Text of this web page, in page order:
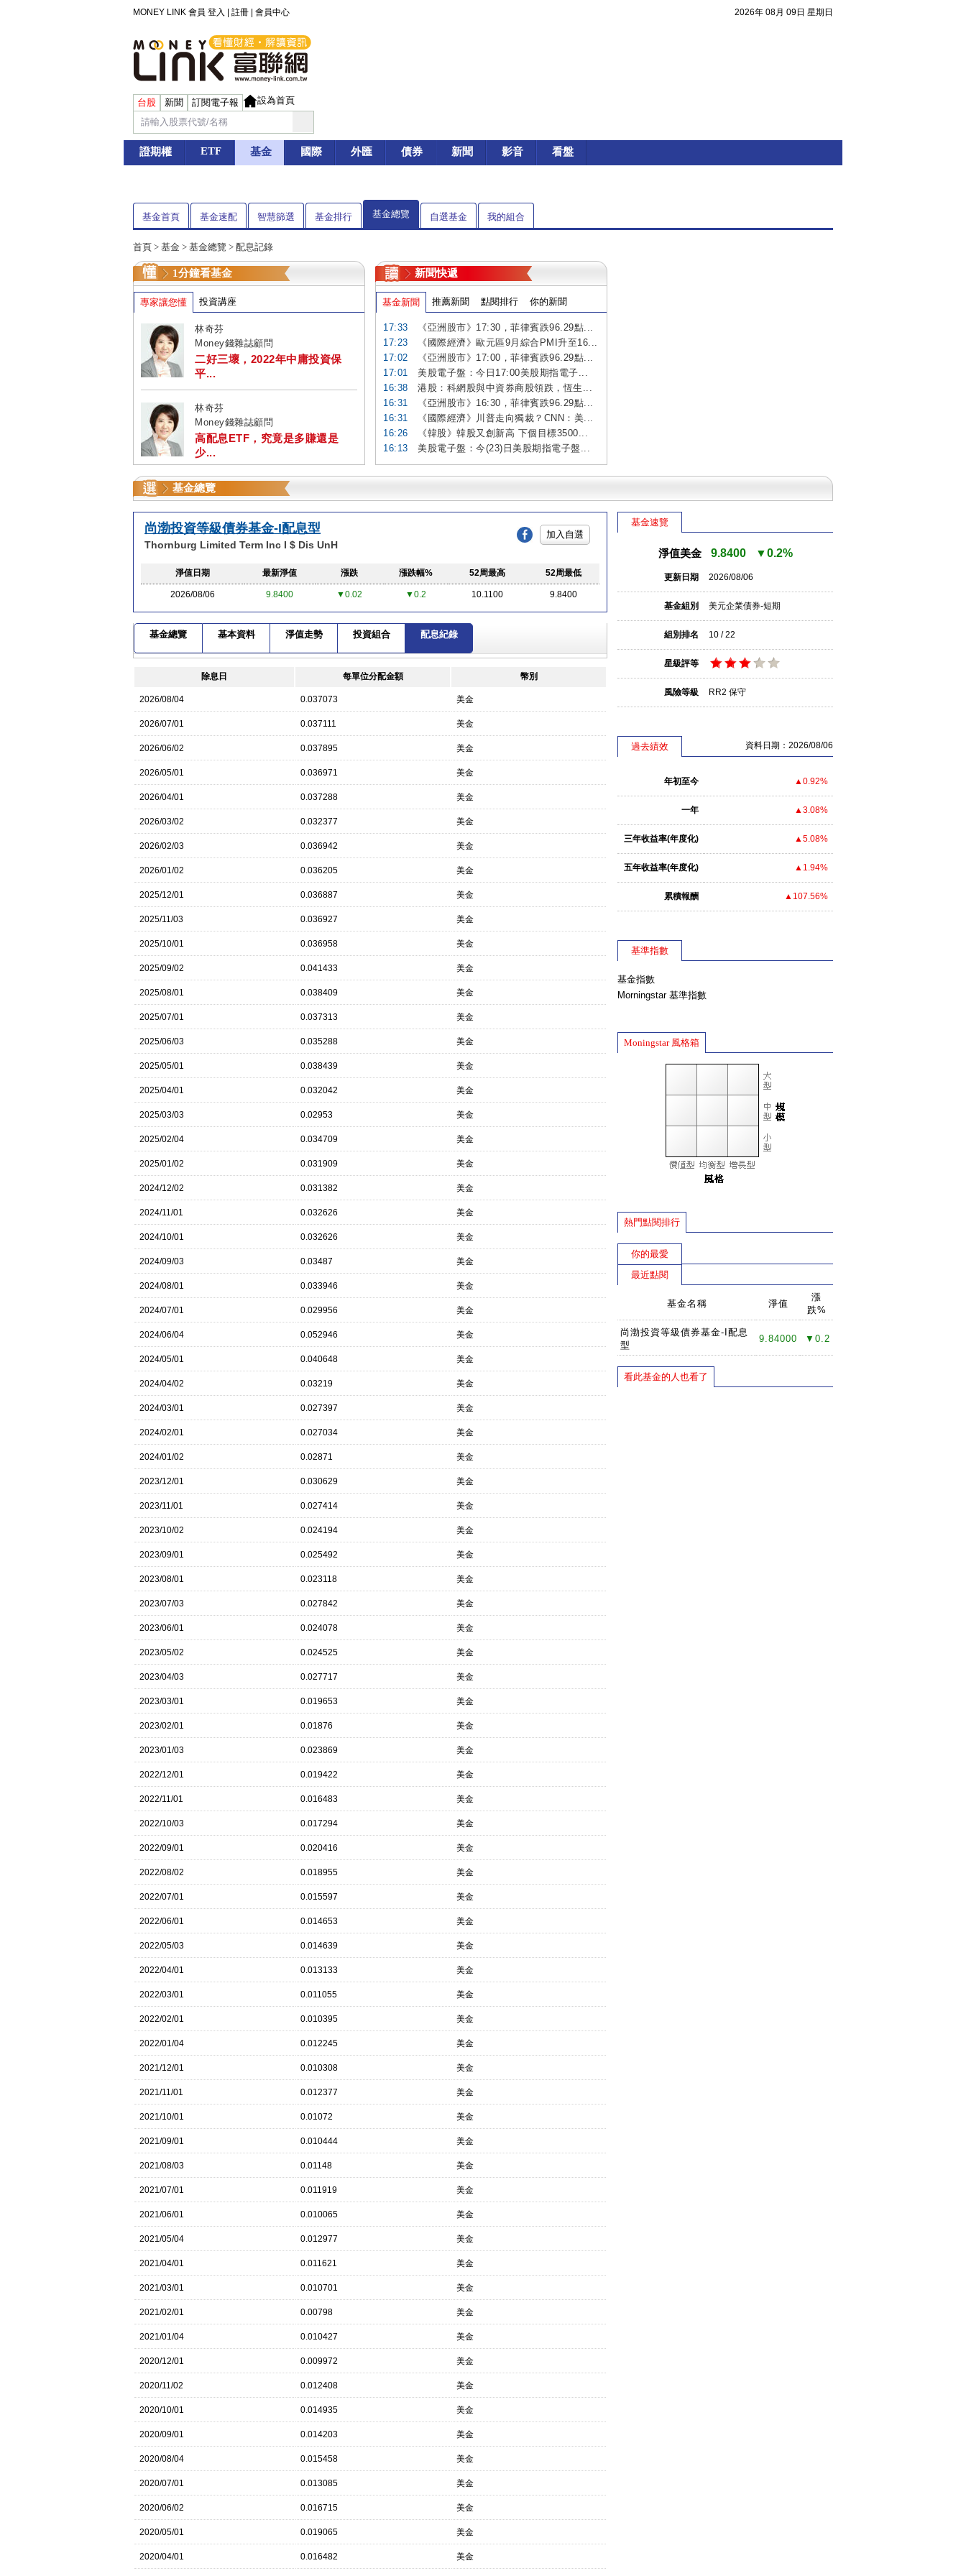
MONEY LINK 會員 登入 註冊 會員中心 2026年 08月 09日 星期日
台股 新聞 訂閱電子報 設為首頁
證期權 ETF 基金 國際 外匯 債券 新聞 影音 看盤
基金首頁 基金速配 智慧篩選 基金排行 基金總覽 自選基金 我的組合
首頁 > 基金 > 基金總覽 > 配息記錄
1分鐘看基金
專家讓您懂 投資講座
林奇芬
Money錢雜誌顧問
二好三壞，2022年中庸投資保
平...
林奇芬
Money錢雜誌顧問
高配息ETF，究竟是多賺還是
少...
新聞快遞
基金新聞 推薦新聞 點閱排行 你的新聞
17:33
《亞洲股市》17:30，菲律賓跌96.29點...
17:23
《國際經濟》歐元區9月綜合PMI升至16...
17:02
《亞洲股市》17:00，菲律賓跌96.29點...
17:01
美股電子盤：今日17:00美股期指電子...
16:38
港股：科網股與中資券商股領跌，恆生...
16:31
《亞洲股市》16:30，菲律賓跌96.29點...
16:31
《國際經濟》川普走向獨裁？CNN：美...
16:26
《韓股》韓股又創新高 下個目標3500...
16:13
美股電子盤：今(23)日美股期指電子盤...
基金總覽
尚渤投資等級債券基金-I配息型
Thornburg Limited Term Inc I $ Dis UnH
加入自選
淨值日期 最新淨值 漲跌 漲跌幅% 52周最高 52周最低
2026/08/06 9.8400 ▼0.02 ▼0.2 10.1100 9.8400
基金總覽 基本資料 淨值走勢 投資組合 配息紀錄
除息日 每單位分配金額 幣別
2026/08/04 0.037073 美金
2026/07/01 0.037111 美金
2026/06/02 0.037895 美金
2026/05/01 0.036971 美金
2026/04/01 0.037288 美金
2026/03/02 0.032377 美金
2026/02/03 0.036942 美金
2026/01/02 0.036205 美金
2025/12/01 0.036887 美金
2025/11/03 0.036927 美金
2025/10/01 0.036958 美金
2025/09/02 0.041433 美金
2025/08/01 0.038409 美金
2025/07/01 0.037313 美金
2025/06/03 0.035288 美金
2025/05/01 0.038439 美金
2025/04/01 0.032042 美金
2025/03/03 0.02953 美金
2025/02/04 0.034709 美金
2025/01/02 0.031909 美金
2024/12/02 0.031382 美金
2024/11/01 0.032626 美金
2024/10/01 0.032626 美金
2024/09/03 0.03487 美金
2024/08/01 0.033946 美金
2024/07/01 0.029956 美金
2024/06/04 0.052946 美金
2024/05/01 0.040648 美金
2024/04/02 0.03219 美金
2024/03/01 0.027397 美金
2024/02/01 0.027034 美金
2024/01/02 0.02871 美金
2023/12/01 0.030629 美金
2023/11/01 0.027414 美金
2023/10/02 0.024194 美金
2023/09/01 0.025492 美金
2023/08/01 0.023118 美金
2023/07/03 0.027842 美金
2023/06/01 0.024078 美金
2023/05/02 0.024525 美金
2023/04/03 0.027717 美金
2023/03/01 0.019653 美金
2023/02/01 0.01876 美金
2023/01/03 0.023869 美金
2022/12/01 0.019422 美金
2022/11/01 0.016483 美金
2022/10/03 0.017294 美金
2022/09/01 0.020416 美金
2022/08/02 0.018955 美金
2022/07/01 0.015597 美金
2022/06/01 0.014653 美金
2022/05/03 0.014639 美金
2022/04/01 0.013133 美金
2022/03/01 0.011055 美金
2022/02/01 0.010395 美金
2022/01/04 0.012245 美金
2021/12/01 0.010308 美金
2021/11/01 0.012377 美金
2021/10/01 0.01072 美金
2021/09/01 0.010444 美金
2021/08/03 0.01148 美金
2021/07/01 0.011919 美金
2021/06/01 0.010065 美金
2021/05/04 0.012977 美金
2021/04/01 0.011621 美金
2021/03/01 0.010701 美金
2021/02/01 0.00798 美金
2021/01/04 0.010427 美金
2020/12/01 0.009972 美金
2020/11/02 0.012408 美金
2020/10/01 0.014935 美金
2020/09/01 0.014203 美金
2020/08/04 0.015458 美金
2020/07/01 0.013085 美金
2020/06/02 0.016715 美金
2020/05/01 0.019065 美金
2020/04/01 0.016482 美金
基金速覽
淨值美金 9.8400 ▼0.2%
更新日期 2026/08/06
基金組別 美元企業債券-短期
組別排名 10 / 22
星級評等
風險等級 RR2 保守
過去績效 資料日期：2026/08/06
年初至今 ▲0.92%
一年 ▲3.08%
三年收益率(年度化) ▲5.08%
五年收益率(年度化) ▲1.94%
累積報酬 ▲107.56%
基準指數
基金指數
Morningstar 基準指數
Moningstar 風格箱
熱門點閱排行
你的最愛
最近點閱
基金名稱 淨值
漲
跌%
尚渤投資等級債券基金-I配息
型
9.84000 ▼0.2
看此基金的人也看了